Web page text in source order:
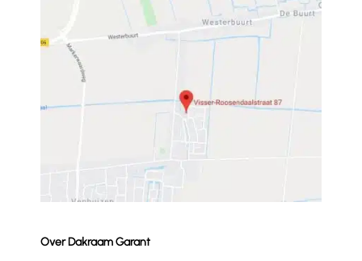
Over Dakraam Garant